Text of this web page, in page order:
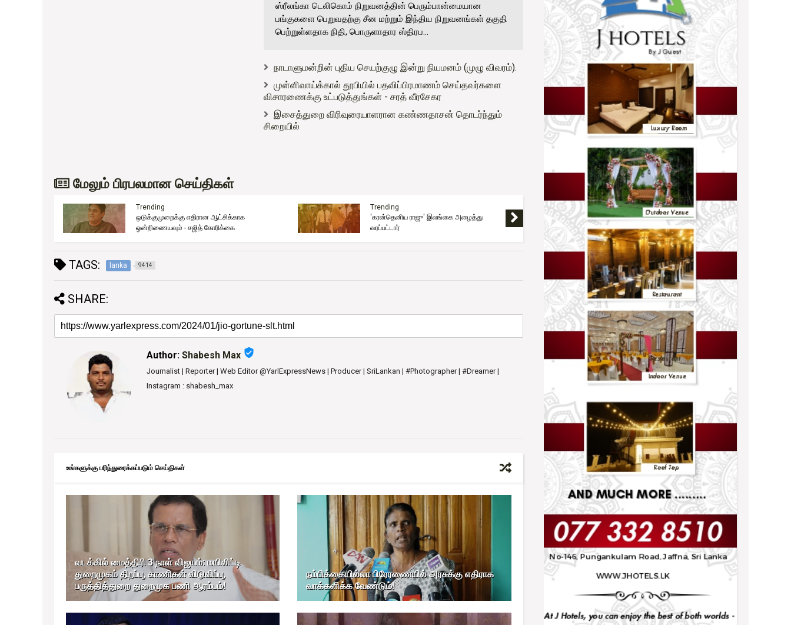
ஸ்ரீலங்கா டெலிகொம் நிறுவனத்தின் பெரும்பான்மையான
பங்குகளை பெறுவதற்கு சீன மற்றும் இந்திய நிறுவனங்கள் தகுதி
பெற்றுள்ளதாக நிதி, பொருளாதார ஸ்திரப...
நாடாளுமன்றின் புதிய செயற்குழு இன்று நியமனம் (முழு விவரம்).
முள்ளிவாய்க்கால் தூபியில் பதவிப்பிரமாணம் செய்தவர்களை
விசாரணைக்கு உட்படுத்துங்கள் - சரத் வீரசேகர
இசைத்துறை விரிவுரையாளரான கண்ணதாசன் தொடர்ந்தும்
சிறையில்
மேலும் பிரபலமான செய்திகள்
Trending
ஒடுக்குமுறைக்கு எதிரான ஆட்சிக்காக
ஒன்றிணையவும் - சஜித் கோரிக்கை
Trending
'கரன்தெனிய ராஜு' இலங்கை அழைத்து
வரப்பட்டார்
Trending
நிர்ணயிக்கப்பட்ட திகதிகளில் பரீட்சைகள்
நடைபெறும் - ஆணையாளர் நாயகம்
TAGS: lanka 9414
SHARE:
Author: Shabesh Max verified_user
Journalist | Reporter | Web Editor @YarlExpressNews | Producer | SriLankan | #Photographer | #Dreamer |
Instagram : shabesh_max
உங்களுக்கு பரிந்துரைக்கப்படும் செய்திகள்
வடக்கில் மைத்திரி 3 நாள் விஜயம்: மயிலிட்டி
துறைமுகம் திறப்பு, காணிகள் விடுவிப்பு,
பருத்தித்துறை துறைமுக பணி ஆரம்பம்!
நம்பிக்கையில்லா பிரேரணையில் அரசுக்கு எதிராக
வாக்களிக்க வேண்டும்!